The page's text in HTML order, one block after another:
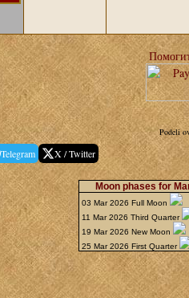
Podeli
Telegram X / Twitter
Moon phases for
03 Mar 2026 Full Moon
11 Mar 2026 Third Quarter
19 Mar 2026 New Moon
25 Mar 2026 First Quarter